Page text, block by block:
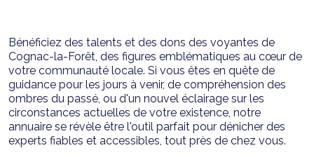
Bénéficiez des talents et des dons des voyantes de
Cognac-la-Forêt, des figures emblématiques au cœur de
votre communauté locale. Si vous êtes en quête de
guidance pour les jours à venir, de compréhension des
ombres du passé, ou d'un nouvel éclairage sur les
circonstances actuelles de votre existence, notre
annuaire se révèle être l'outil parfait pour dénicher des
experts fiables et accessibles, tout près de chez vous.